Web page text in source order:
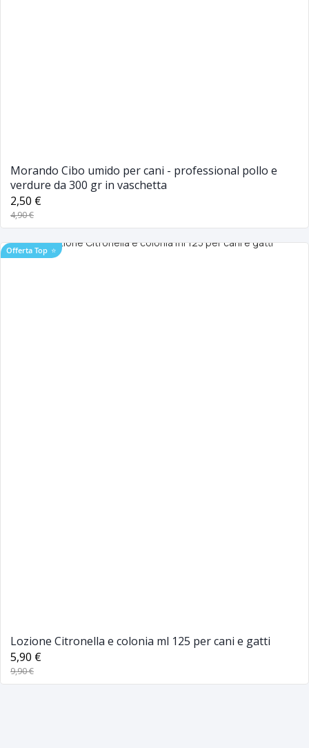
Morando Cibo umido per cani - professional pollo e
verdure da 300 gr in vaschetta
2,50 €
4,90 €
Offerta Top ⭐
Lozione Citronella e colonia ml 125 per cani e gatti
5,90 €
9,90 €